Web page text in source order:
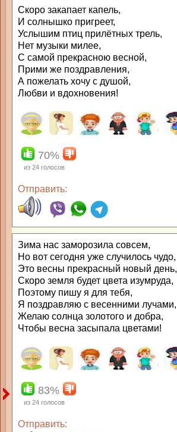
Скоро закапает капель,
И солнышко пригреет,
Услышим птиц прилётных трель,
Нет музыки милее,
С самой прекрасною весной,
Прими же поздравления,
А пожелать хочу с душой,
Любви и вдохновения!
70%
из 24 голосов
Отправить:
Зима нас заморозила совсем,
Но вот сегодня уже случилось чудо,
Это весны прекрасный новый день,
Скоро земля будет цвета изумруда,
Поэтому пишу я для тебя,
Я поздравляю с весенними лучами,
Желаю солнца золотого и добра,
Чтобы весна засыпала цветами!
83%
из 24 голосов
Отправить: